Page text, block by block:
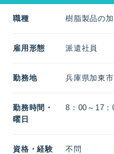
職種 樹脂製品の
雇用形態 派遣社員
勤務地 兵庫県加東
勤務時間・
曜日
8：00～17：
資格・経験 不問